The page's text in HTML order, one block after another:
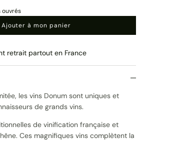
ouvrés
Ajouter à mon panier
retrait partout en France
les vins Donum sont uniques et
de grands vins.
de vinification française et
Ces magnifiques vins complètent la